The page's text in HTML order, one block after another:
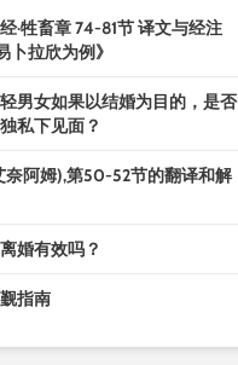
经·牲畜章 74-81节 译文与经注
卜拉欣为例》
男女如果以结婚为目的，是否
私下见面？
奈阿姆),第50-52节的翻译和解
婚有效吗？
指南